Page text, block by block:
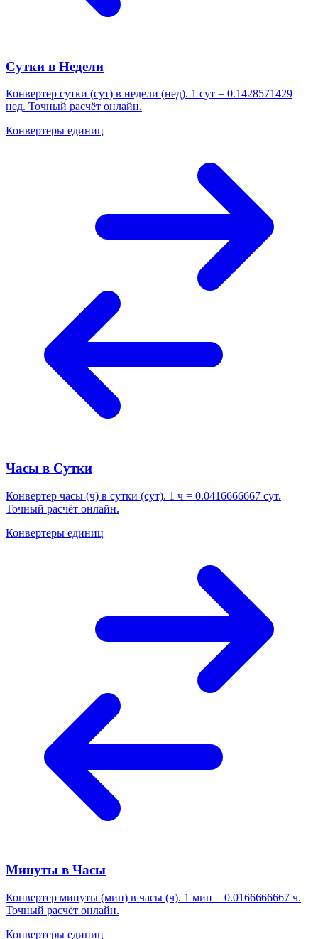
Сутки в Недели
Конвертер сутки (сут) в недели (нед). 1 сут = 0.1428571429
нед. Точный расчёт онлайн.
Конвертеры единиц
Часы в Сутки
Конвертер часы (ч) в сутки (сут). 1 ч = 0.0416666667 сут.
Точный расчёт онлайн.
Конвертеры единиц
Минуты в Часы
Конвертер минуты (мин) в часы (ч). 1 мин = 0.0166666667 ч.
Точный расчёт онлайн.
Конвертеры единиц